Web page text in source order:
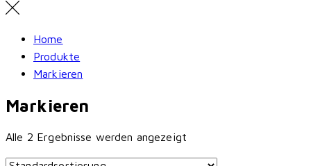
for:
Home
Produkte
Markieren
Markieren
Alle 2 Ergebnisse werden angezeigt